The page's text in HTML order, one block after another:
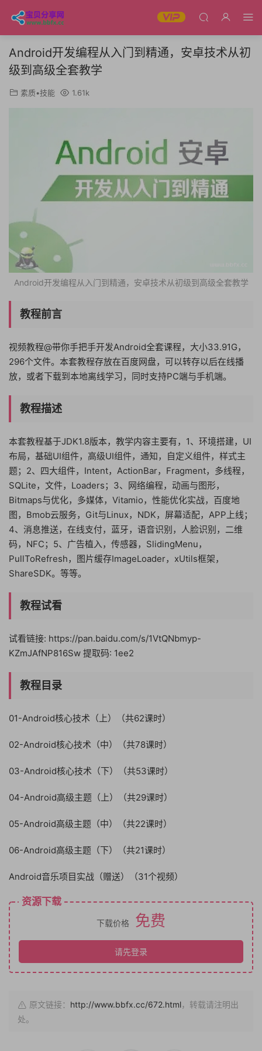
Android开发编程从入门到精通，安卓技术从初
级到高级全套教学
素质•技能 1.61k
Android开发编程从入门到精通，安卓技术从初级到高级全套教学
教程前言
视频教程@带你手把手开发Android全套课程，大小33.91G，
296个文件。本套教程存放在百度网盘，可以转存以后在线播
放，或者下载到本地离线学习，同时支持PC端与手机端。
教程描述
本套教程基于JDK1.8版本，教学内容主要有，1、环境搭建，UI
布局，基础UI组件，高级UI组件，通知，自定义组件，样式主
题；2、四大组件，Intent，ActionBar，Fragment，多线程，
SQLite，文件，Loaders；3、网络编程，动画与图形，
Bitmaps与优化，多媒体，Vitamio，性能优化实战，百度地
图，Bmob云服务，Git与Linux，NDK，屏幕适配，APP上线；
4、消息推送，在线支付，蓝牙，语音识别，人脸识别，二维
码，NFC；5、广告植入，传感器，SlidingMenu，
PullToRefresh，图片缓存ImageLoader，xUtils框架，
ShareSDK。等等。
教程试看
试看链接: https://pan.baidu.com/s/1VtQNbmyp-
KZmJAfNP816Sw 提取码: 1ee2
教程目录
01-Android核心技术（上）（共62课时）
02-Android核心技术（中）（共78课时）
03-Android核心技术（下）（共53课时）
04-Android高级主题（上）（共29课时）
05-Android高级主题（中）（共22课时）
06-Android高级主题（下）（共21课时）
Android音乐项目实战（赠送）（31个视频）
资源下载
下载价格 免费
请先登录
原文链接： http://www.bbfx.cc/672.html，转载请注明出
处。